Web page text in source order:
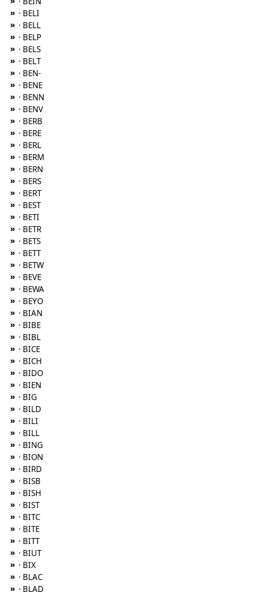
» · BELI
» · BELL
» · BELP
» · BELS
» · BELT
» · BEN-
» · BENE
» · BENN
» · BENV
» · BERB
» · BERE
» · BERL
» · BERM
» · BERN
» · BERS
» · BERT
» · BEST
» · BETI
» · BETR
» · BETS
» · BETT
» · BETW
» · BEVE
» · BEWA
» · BEYO
» · BIAN
» · BIBE
» · BIBL
» · BICE
» · BICH
» · BIDO
» · BIEN
» · BIG
» · BILD
» · BILI
» · BILL
» · BING
» · BION
» · BIRD
» · BISB
» · BISH
» · BIST
» · BITC
» · BITE
» · BITT
» · BIUT
» · BIX
» · BLAC
» · BLAD